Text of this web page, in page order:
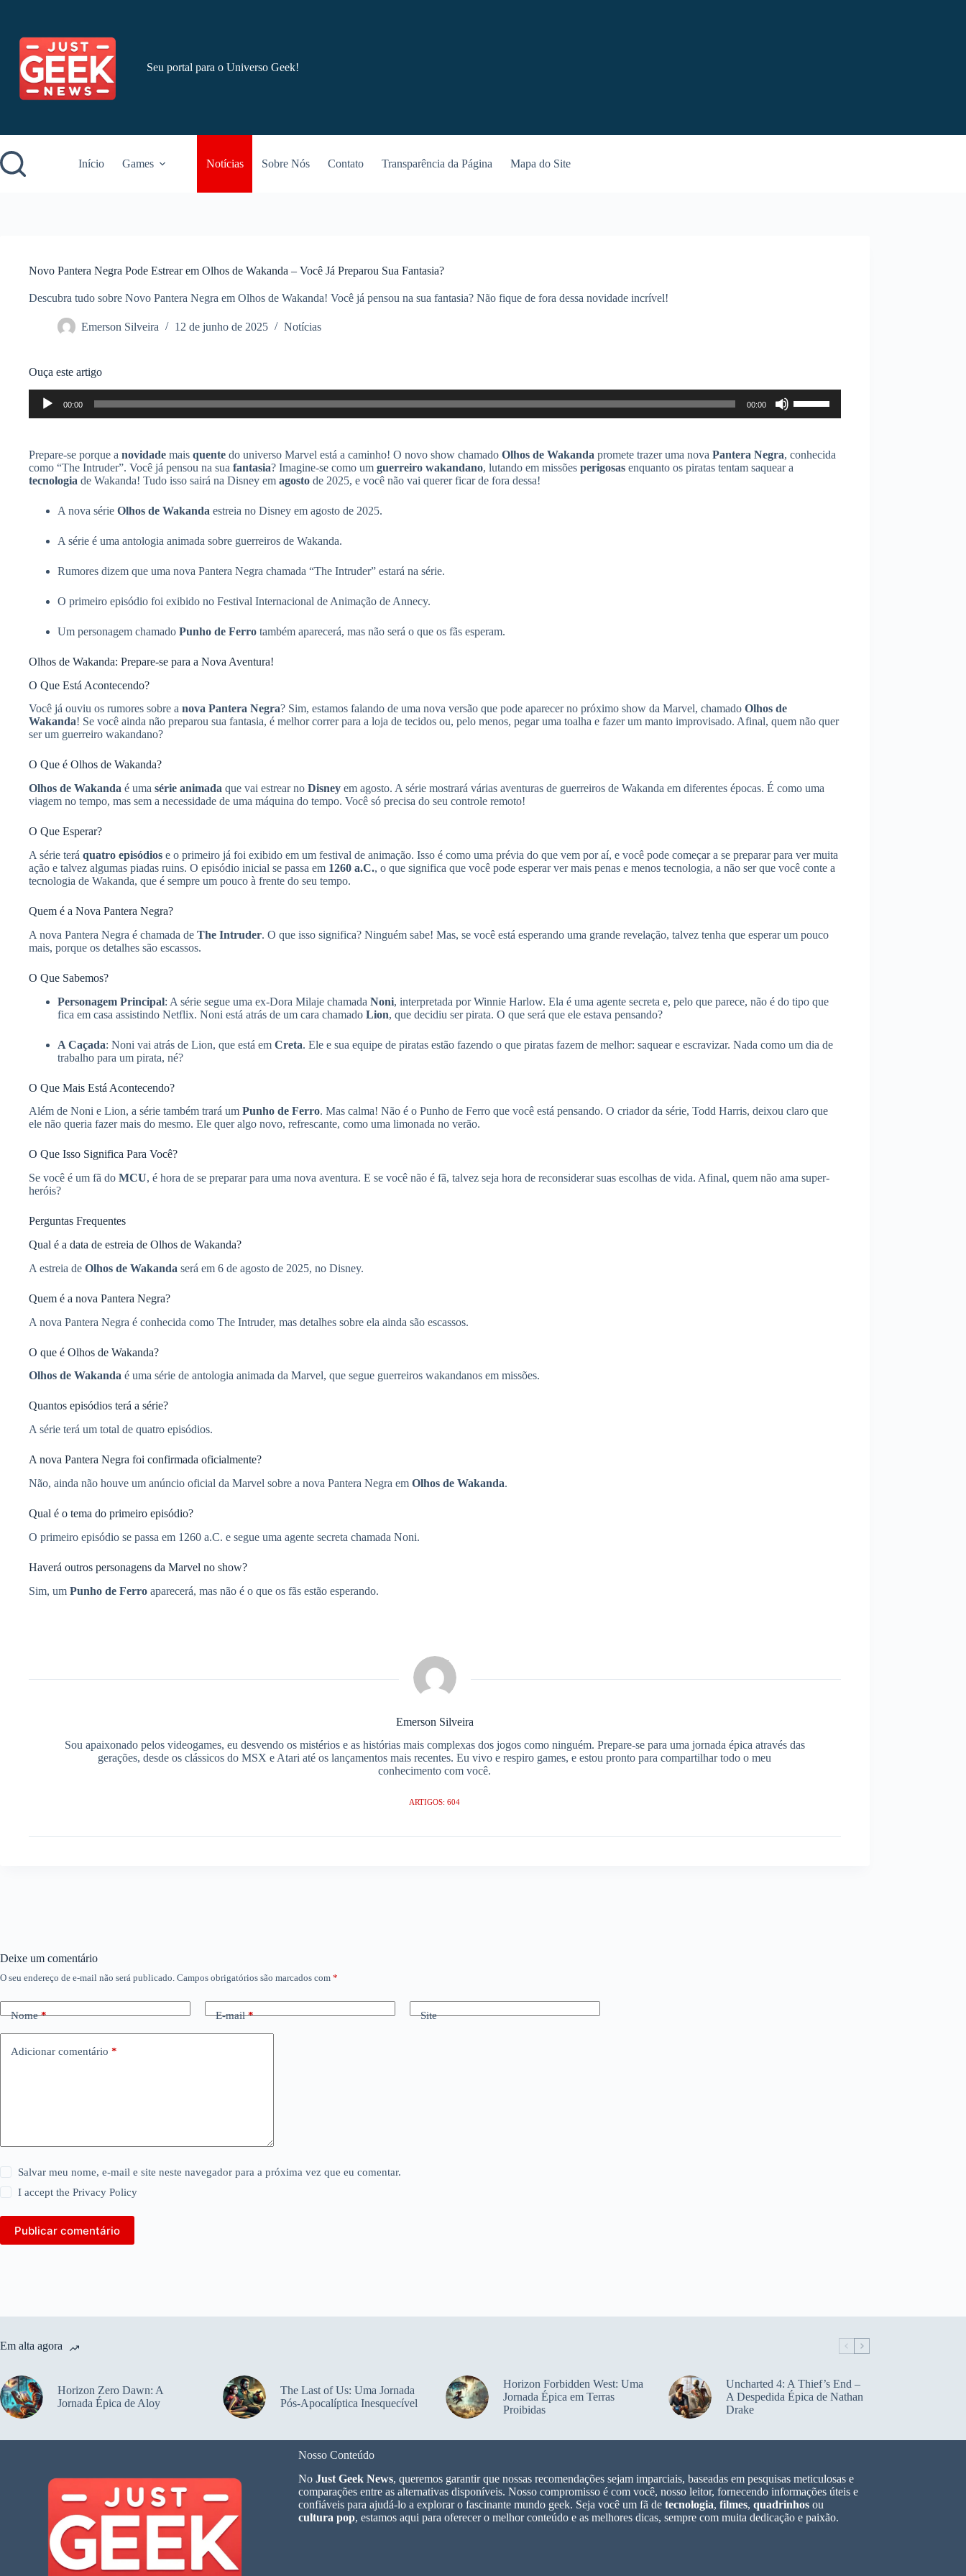
conteúdo
Seu portal para o Universo Geek!
Início Games Notícias Sobre Nós Contato Transparência da Página Mapa do Site
Novo Pantera Negra Pode Estrear em Olhos de Wakanda – Você Já Preparou Sua Fantasia?
Descubra tudo sobre Novo Pantera Negra em Olhos de Wakanda! Você já pensou na sua fantasia? Não fique de fora dessa novidade incrível!
Emerson Silveira 12 de junho de 2025 Notícias
Ouça este artigo
Tocador
áudio
00:00 00:00
as
setas
ou
para
Prepare-se porque a novidade mais quente do universo Marvel está a caminho! O novo show chamado Olhos de Wakanda promete trazer uma nova Pantera Negra, conhecida
como “The Intruder”. Você já pensou na sua fantasia? Imagine-se como um guerreiro wakandano, lutando em missões perigosas enquanto os piratas tentam saquear a
tecnologia de Wakanda! Tudo isso sairá na Disney em agosto de 2025, e você não vai querer ficar de fora dessa!
A nova série Olhos de Wakanda estreia no Disney em agosto de 2025.
A série é uma antologia animada sobre guerreiros de Wakanda.
Rumores dizem que uma nova Pantera Negra chamada “The Intruder” estará na série.
O primeiro episódio foi exibido no Festival Internacional de Animação de Annecy.
Um personagem chamado Punho de Ferro também aparecerá, mas não será o que os fãs esperam.
Olhos de Wakanda: Prepare-se para a Nova Aventura!
O Que Está Acontecendo?
Você já ouviu os rumores sobre a nova Pantera Negra? Sim, estamos falando de uma nova versão que pode aparecer no próximo show da Marvel, chamado Olhos de
Wakanda! Se você ainda não preparou sua fantasia, é melhor correr para a loja de tecidos ou, pelo menos, pegar uma toalha e fazer um manto improvisado. Afinal, quem não quer
ser um guerreiro wakandano?
O Que é Olhos de Wakanda?
Olhos de Wakanda é uma série animada que vai estrear no Disney em agosto. A série mostrará várias aventuras de guerreiros de Wakanda em diferentes épocas. É como uma
viagem no tempo, mas sem a necessidade de uma máquina do tempo. Você só precisa do seu controle remoto!
O Que Esperar?
A série terá quatro episódios e o primeiro já foi exibido em um festival de animação. Isso é como uma prévia do que vem por aí, e você pode começar a se preparar para ver muita
ação e talvez algumas piadas ruins. O episódio inicial se passa em 1260 a.C., o que significa que você pode esperar ver mais penas e menos tecnologia, a não ser que você conte a
tecnologia de Wakanda, que é sempre um pouco à frente do seu tempo.
Quem é a Nova Pantera Negra?
A nova Pantera Negra é chamada de The Intruder. O que isso significa? Ninguém sabe! Mas, se você está esperando uma grande revelação, talvez tenha que esperar um pouco
mais, porque os detalhes são escassos.
O Que Sabemos?
Personagem Principal: A série segue uma ex-Dora Milaje chamada Noni, interpretada por Winnie Harlow. Ela é uma agente secreta e, pelo que parece, não é do tipo que
fica em casa assistindo Netflix. Noni está atrás de um cara chamado Lion, que decidiu ser pirata. O que será que ele estava pensando?
A Caçada: Noni vai atrás de Lion, que está em Creta. Ele e sua equipe de piratas estão fazendo o que piratas fazem de melhor: saquear e escravizar. Nada como um dia de
trabalho para um pirata, né?
O Que Mais Está Acontecendo?
Além de Noni e Lion, a série também trará um Punho de Ferro. Mas calma! Não é o Punho de Ferro que você está pensando. O criador da série, Todd Harris, deixou claro que
ele não queria fazer mais do mesmo. Ele quer algo novo, refrescante, como uma limonada no verão.
O Que Isso Significa Para Você?
Se você é um fã do MCU, é hora de se preparar para uma nova aventura. E se você não é fã, talvez seja hora de reconsiderar suas escolhas de vida. Afinal, quem não ama super-
heróis?
Perguntas Frequentes
Qual é a data de estreia de Olhos de Wakanda?
A estreia de Olhos de Wakanda será em 6 de agosto de 2025, no Disney.
Quem é a nova Pantera Negra?
A nova Pantera Negra é conhecida como The Intruder, mas detalhes sobre ela ainda são escassos.
O que é Olhos de Wakanda?
Olhos de Wakanda é uma série de antologia animada da Marvel, que segue guerreiros wakandanos em missões.
Quantos episódios terá a série?
A série terá um total de quatro episódios.
A nova Pantera Negra foi confirmada oficialmente?
Não, ainda não houve um anúncio oficial da Marvel sobre a nova Pantera Negra em Olhos de Wakanda.
Qual é o tema do primeiro episódio?
O primeiro episódio se passa em 1260 a.C. e segue uma agente secreta chamada Noni.
Haverá outros personagens da Marvel no show?
Sim, um Punho de Ferro aparecerá, mas não é o que os fãs estão esperando.
Emerson Silveira
Sou apaixonado pelos videogames, eu desvendo os mistérios e as histórias mais complexas dos jogos como ninguém. Prepare-se para uma jornada épica através das
gerações, desde os clássicos do MSX e Atari até os lançamentos mais recentes. Eu vivo e respiro games, e estou pronto para compartilhar todo o meu
conhecimento com você.
ARTIGOS: 604
Deixe um comentário
O seu endereço de e-mail não será publicado. Campos obrigatórios são marcados com *
Nome* E-mail* Site
Adicionar comentário *
Salvar meu nome, e-mail e site neste navegador para a próxima vez que eu comentar.
I accept thePrivacy Policy
Publicar comentário
Em alta agora
Horizon Zero Dawn: A
Jornada Épica de Aloy
The Last of Us: Uma Jornada
Pós-Apocalíptica Inesquecível
Horizon Forbidden West: Uma
Jornada Épica em Terras
Proibidas
Uncharted 4: A Thief’s End –
A Despedida Épica de Nathan
Drake
Nosso Conteúdo
No Just Geek News, queremos garantir que nossas recomendações sejam imparciais, baseadas em pesquisas meticulosas e
comparações entre as alternativas disponíveis. Nosso compromisso é com você, nosso leitor, fornecendo informações úteis e
confiáveis para ajudá-lo a explorar o fascinante mundo geek. Seja você um fã de tecnologia, filmes, quadrinhosou
cultura pop, estamos aqui para oferecer o melhor conteúdo e as melhores dicas, sempre com muita dedicação e paixão.